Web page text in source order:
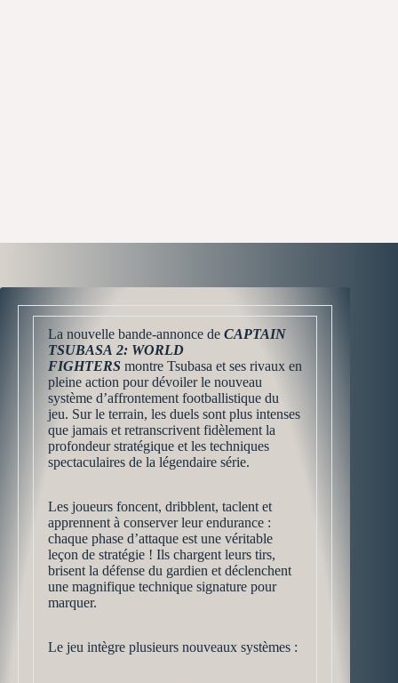
La nouvelle bande-annonce de CAPTAIN
TSUBASA 2: WORLD
FIGHTERS montre Tsubasa et ses rivaux en
pleine action pour dévoiler le nouveau
système d’affrontement footballistique du
jeu. Sur le terrain, les duels sont plus intenses
que jamais et retranscrivent fidèlement la
profondeur stratégique et les techniques
spectaculaires de la légendaire série.
Les joueurs foncent, dribblent, taclent et
apprennent à conserver leur endurance :
chaque phase d’attaque est une véritable
leçon de stratégie ! Ils chargent leurs tirs,
brisent la défense du gardien et déclenchent
une magnifique technique signature pour
marquer.
Le jeu intègre plusieurs nouveaux systèmes :